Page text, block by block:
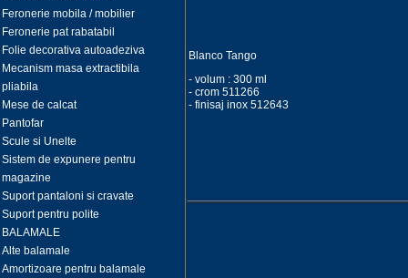
Feronerie mobila / mobilier
Feronerie pat rabatabil
Folie decorativa autoadeziva
Mecanism masa extractibila
pliabila
Mese de calcat
Pantofar
Scule si Unelte
Sistem de expunere pentru
magazine
Suport pantaloni si cravate
Suport pentru polite
BALAMALE
Alte balamale
Amortizoare pentru balamale
Blanco Tango
- volum : 300 ml
- crom 511266
- finisaj inox 512643